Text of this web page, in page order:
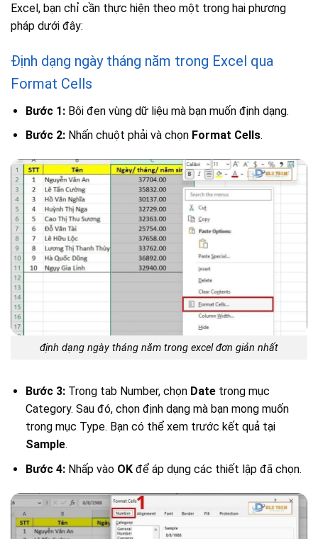
Excel, bạn chỉ cần thực hiện theo một trong hai phương
pháp dưới đây:
Định dạng ngày tháng năm trong Excel qua
Format Cells
Bước 1:Bôi đen vùng dữ liệu mà bạn muốn định dạng.
Bước 2:Nhấn chuột phải và chọn Format Cells.
định dạng ngày tháng năm trong excel đơn giản nhất
Bước 3:Trong tab Number, chọn Datetrong mục
Category. Sau đó, chọn định dạng mà bạn mong muốn
trong mục Type. Bạn có thể xem trước kết quả tại
Sample.
Bước 4:Nhấp vào OKđể áp dụng các thiết lập đã chọn.